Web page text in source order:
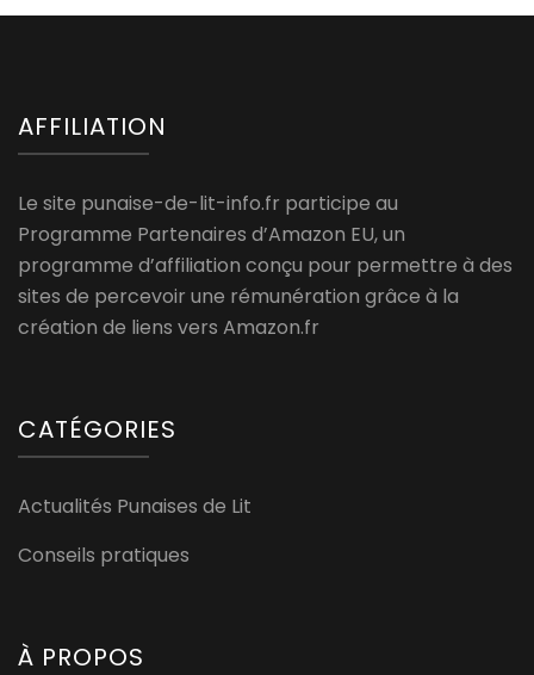
AFFILIATION
Le site punaise-de-lit-info.fr participe au
Programme Partenaires d’Amazon EU, un
programme d’affiliation conçu pour permettre à des
sites de percevoir une rémunération grâce à la
création de liens vers Amazon.fr
CATÉGORIES
Actualités Punaises de Lit
Conseils pratiques
À PROPOS